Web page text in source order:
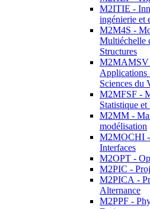
M2ITIE -
ingénierie et
M2M4S -
Multiéchelle
Structures
M2MAMSV
Applications
Sciences du
M2MFSF -
Statistique et
M2MM -
modélisation
M2MOCHI -
Interfaces
M2OPT -
M2PIC -
M2PICA -
Alternance
M2PPF -